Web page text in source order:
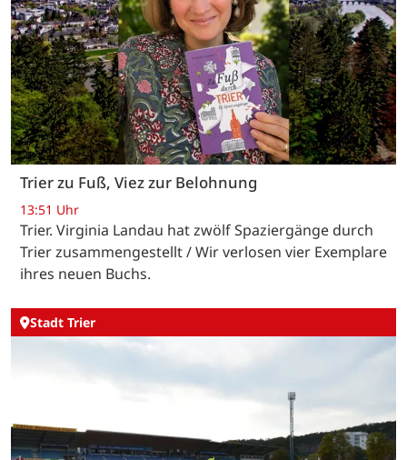
Trier zu Fuß, Viez zur Belohnung
13:51 Uhr
Trier. Virginia Landau hat zwölf Spaziergänge durch
Trier zusammengestellt / Wir verlosen vier Exemplare
ihres neuen Buchs.
Stadt Trier